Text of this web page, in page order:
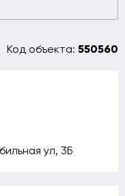
Код объекта: 550560
ул, 3Б